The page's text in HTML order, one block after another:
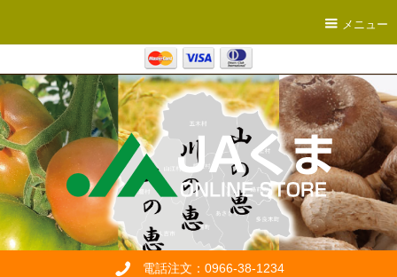
メニュー
電話注文：0966-38-1234